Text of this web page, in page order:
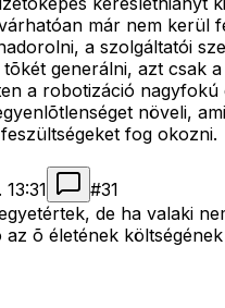
már nem kerül
a szolgáltatói
generálni, azt csak
a robotizáció nagyfokú
növeli,
fog okozni.
#31
de ha valaki
az õ életének